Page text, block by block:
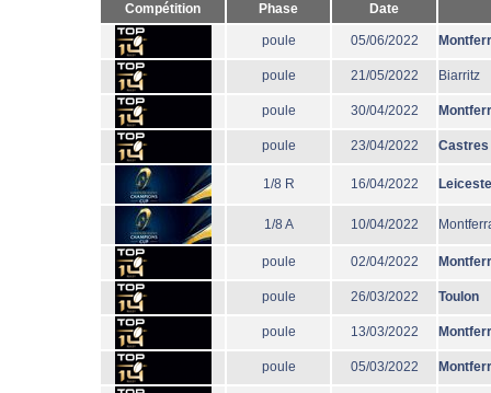
Compétition Phase Date
poule 05/06/2022
poule 21/05/2022 Biarritz
poule 30/04/2022
poule 23/04/2022 Castres
1/8 R 16/04/2022
1/8 A 10/04/2022
poule 02/04/2022
poule 26/03/2022 Toulon
poule 13/03/2022
poule 05/03/2022